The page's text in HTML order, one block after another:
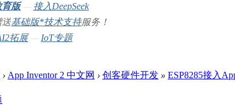
育版— 接入DeepSeek
送基础版*技术支持服务！
拓展— IoT专题
› App Inventor 2 中文网 › 创客硬件开发 » ESP8285接入